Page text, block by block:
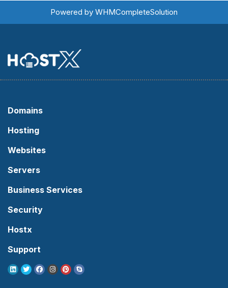
Powered by WHMCompleteSolution
Domains
Hosting
Websites
Servers
Business Services
Security
Hostx
Support